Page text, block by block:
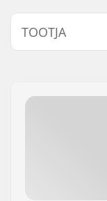
Stemmide
tüüp/pikkus:
Stemmi tõus:
TOOTJA